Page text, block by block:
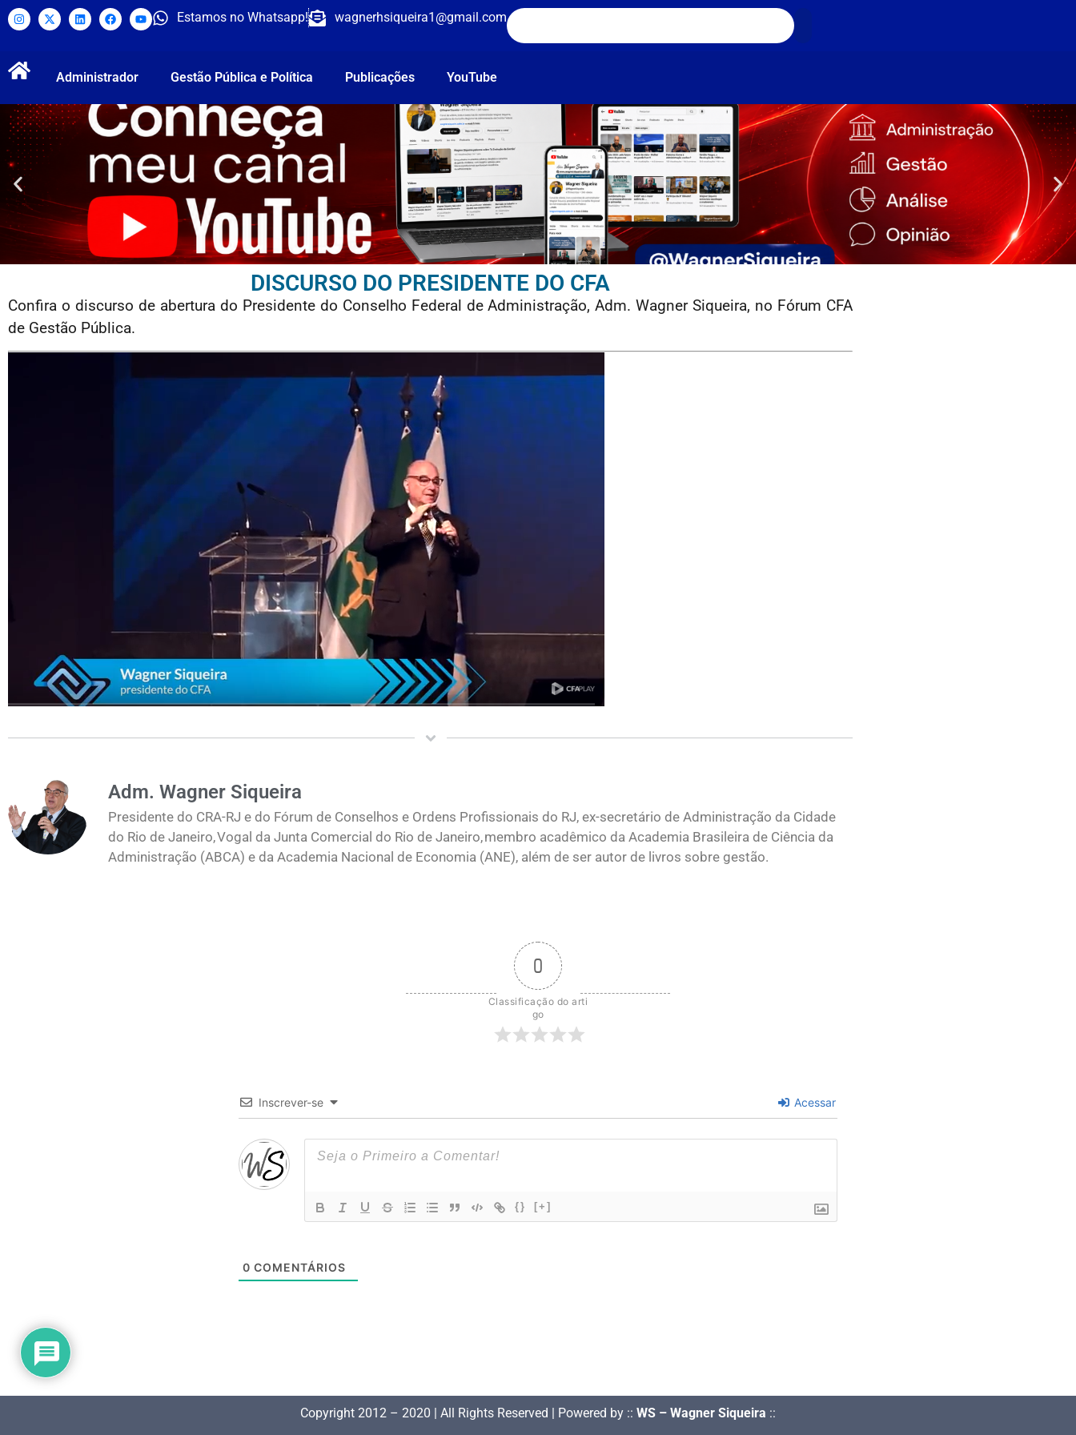
Estamos no Whatsapp! wagnerhsiqueira1@gmail.com
Administrador Gestão Pública e Política Publicações YouTube
DISCURSO DO PRESIDENTE DO CFA
Confira o discurso de abertura do Presidente do Conselho Federal de Administração, Adm. Wagner Siqueira, no Fórum CFA
de Gestão Pública.
Adm. Wagner Siqueira
Presidente do CRA-RJ e do Fórum de Conselhos e Ordens Profissionais do RJ, ex-secretário de Administração da Cidade
do Rio de Janeiro, Vogal da Junta Comercial do Rio de Janeiro, membro acadêmico da Academia Brasileira de Ciência da
Administração (ABCA) e da Academia Nacional de Economia (ANE), além de ser autor de livros sobre gestão.
0
Classificação do arti
go
Inscrever-se Acessar
{} [+]
0 COMENTÁRIOS
Copyright 2012 – 2020 | All Rights Reserved | Powered by :: WS – Wagner Siqueira ::